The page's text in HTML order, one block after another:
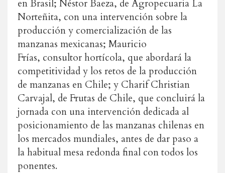
en Brasil; Néstor Baeza, de Agropecuaria La
Norteñita, con una intervención sobre la
producción y comercialización de las
manzanas mexicanas; Mauricio
Frías, consultor hortícola, que abordará la
competitividad y los retos de la producción
de manzanas en Chile; y Charif Christian
Carvajal, de Frutas de Chile, que concluirá la
jornada con una intervención dedicada al
posicionamiento de las manzanas chilenas en
los mercados mundiales, antes de dar paso a
la habitual mesa redonda final con todos los
ponentes.